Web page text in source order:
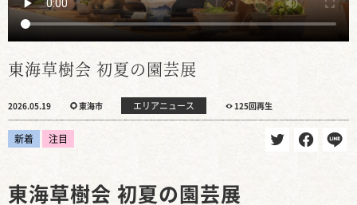
東海草樹会 初夏の園芸展
2026.05.19 東海市 エリアニュース 125回再生
新着 注目
東海草樹会 初夏の園芸展